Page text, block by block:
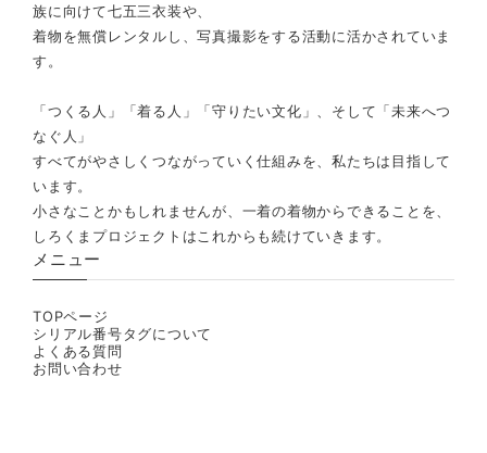
族に向けて七五三衣装や、
着物を無償レンタルし、写真撮影をする活動に活かされていま
す。
「つくる人」「着る人」「守りたい文化」、そして「未来へつ
なぐ人」
すべてがやさしくつながっていく仕組みを、私たちは目指して
います。
小さなことかもしれませんが、一着の着物からできることを、
しろくまプロジェクトはこれからも続けていきます。
メニュー
TOPページ
シリアル番号タグについて
よくある質問
お問い合わせ